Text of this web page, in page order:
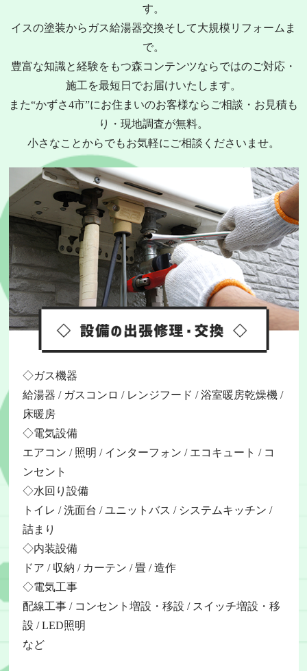
す。
イスの塗装からガス給湯器交換そして大規模リフォームま
で。
豊富な知識と経験をもつ森コンテンツならではのご対応・
施工を最短日でお届けいたします。
また“かずさ4市​”にお住まいのお客様ならご相談・お見積も
り・現地調査が無料。
小さなことからでもお気軽にご相談くださいませ。
◇ガス機器
給湯器 / ガスコンロ / レンジフード / 浴室暖房乾燥機 /
床暖房
◇電気設備
エアコン / 照明 / インターフォン / エコキュート / コ
ンセント
◇水回り設備
トイレ / 洗面台 / ユニットバス / システムキッチン /
詰まり
◇内装設備
ドア / 収納 / カーテン / 畳 / 造作
◇電気工事
配線工事 / コンセント増設・移設 / スイッチ増設・移
設 / LED照明
など